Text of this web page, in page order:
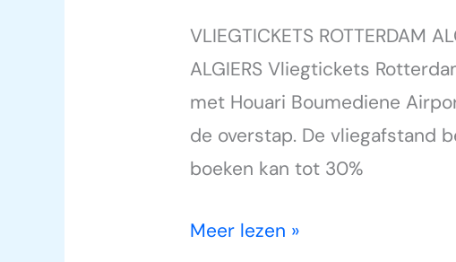
VLIEGTICKETS ROTTERDAM
ALGIERS Vliegtickets
met Houari Boumediene
de overstap. De vliegafstand
boeken kan tot 30%
Meer lezen »